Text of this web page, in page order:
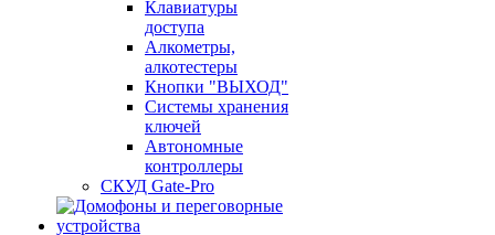
Клавиатуры
доступа
Алкометры,
алкотестеры
Кнопки "ВЫХОД"
Системы хранения
ключей
Автономные
контроллеры
СКУД Gate-Pro